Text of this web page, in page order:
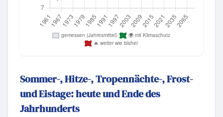
Sommer-, Hitze-, Tropennächte-, Frost-
und Eistage: heute und Ende des
Jahrhunderts